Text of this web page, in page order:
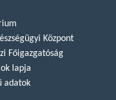
Központ
Főigazgatóság
lapja
adatok